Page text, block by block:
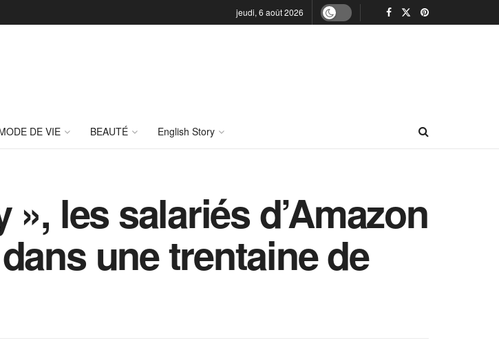
jeudi, 6 août 2026
DE VIE BEAUTÉ English Story
les salariés d’Amazon
une trentaine de